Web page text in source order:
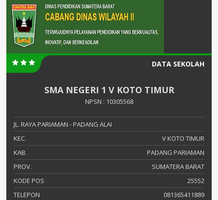
DATA SEKOLAH
SMA NEGERI 1 V KOTO TIMUR
NPSN : 10305568
JL. RAYA PARIAMAN - PADANG ALAI
KEC.
V KOTO TIMUR
KAB.
PADANG PARIAMAN
PROV.
SUMATERA BARAT
KODE POS
25552
TELEPON
081365411889